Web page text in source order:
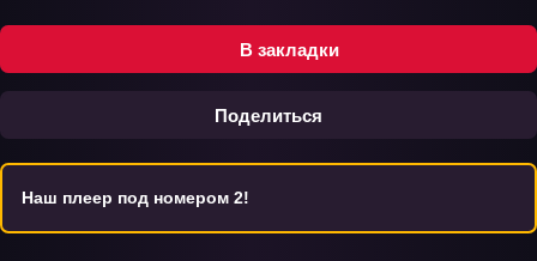
В закладки
Поделиться
Наш плеер под номером 2!